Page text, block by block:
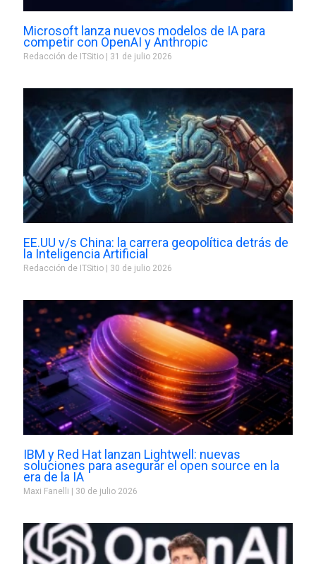
Microsoft lanza nuevos modelos de IA para
competir con OpenAI y Anthropic
Redacción de ITSitio 31 de julio 2026
EE.UU v/s China: la carrera geopolítica detrás de
la Inteligencia Artificial
Redacción de ITSitio 30 de julio 2026
IBM y Red Hat lanzan Lightwell: nuevas
soluciones para asegurar el open source en la
era de la IA
Maxi Fanelli 30 de julio 2026